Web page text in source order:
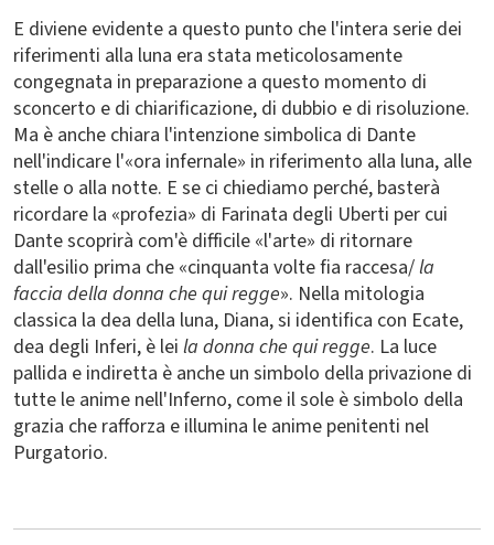
E diviene evidente a questo punto che l'intera serie dei
riferimenti alla luna era stata meticolosamente
congegnata in preparazione a questo momento di
sconcerto e di chiarificazione, di dubbio e di risoluzione.
Ma è anche chiara l'intenzione simbolica di Dante
nell'indicare l'«ora infernale» in riferimento alla luna, alle
stelle o alla notte. E se ci chiediamo perché, basterà
ricordare la «profezia» di Farinata degli Uberti per cui
Dante scoprirà com'è difficile «l'arte» di ritornare
dall'esilio prima che «cinquanta volte fia raccesa/la
faccia della donna che qui regge». Nella mitologia
classica la dea della luna, Diana, si identifica con Ecate,
dea degli Inferi, è lei la donna che qui regge. La luce
pallida e indiretta è anche un simbolo della privazione di
tutte le anime nell'Inferno, come il sole è simbolo della
grazia che rafforza e illumina le anime penitenti nel
Purgatorio.